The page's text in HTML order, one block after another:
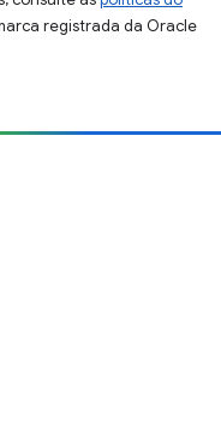
registrada da Oracle